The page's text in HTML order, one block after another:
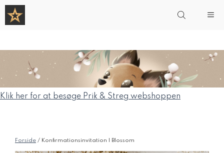
Hop
indhold
Klik her for at besøge Prik & Streg webshoppen
Forside / Konfirmationsinvitation | Blossom